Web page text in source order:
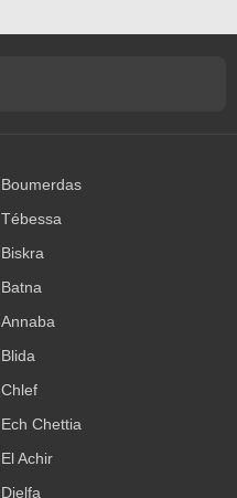
Boumerdas
Tébessa
Biskra
Batna
Annaba
Blida
Chlef
Ech Chettia
El Achir
Djelfa